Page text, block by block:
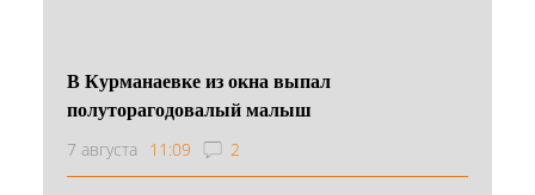
В Курманаевке из окна выпал
полуторагодовалый малыш
7 августа 11:09 2